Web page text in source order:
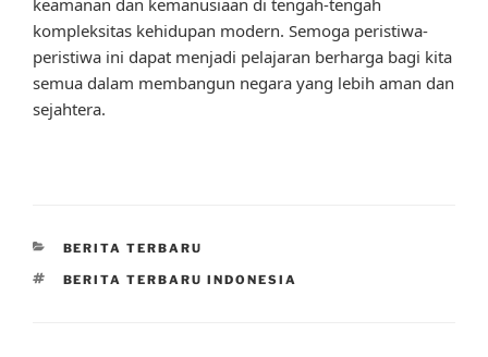
kompleksitas kehidupan modern. Semoga peristiwa-
peristiwa ini dapat menjadi pelajaran berharga bagi kita
semua dalam membangun negara yang lebih aman dan
sejahtera.
CATEGORIES
BERITA TERBARU
TAGS
BERITA TERBARU INDONESIA